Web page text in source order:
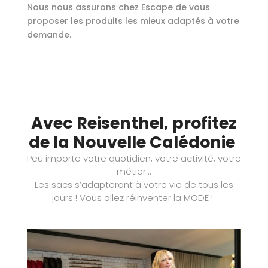
Nous nous assurons chez Escape de vous
proposer les produits les mieux adaptés à votre
demande.
Avec Reisenthel, profitez
de la Nouvelle Calédonie
Peu importe votre quotidien, votre activité, votre
métier…
Les sacs s’adapteront à votre vie de tous les
jours ! Vous allez réinventer la MODE !